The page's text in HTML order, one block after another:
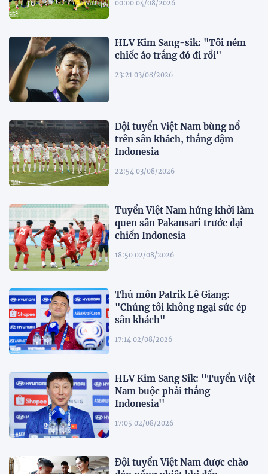
00:00 04/08/2026
HLV Kim Sang-sik: "Tôi ném
chiếc áo trắng đó đi rồi"
23:21 03/08/2026
Đội tuyển Việt Nam bùng nổ
trên sân khách, thắng đậm
Indonesia
22:54 03/08/2026
Tuyển Việt Nam hứng khởi làm
quen sân Pakansari trước đại
chiến Indonesia
18:50 02/08/2026
Thủ môn Patrik Lê Giang:
"Chúng tôi không ngại sức ép
sân khách"
17:14 02/08/2026
HLV Kim Sang Sik: ''Tuyển Việt
Nam buộc phải thắng
Indonesia''
17:05 02/08/2026
Đội tuyển Việt Nam được chào